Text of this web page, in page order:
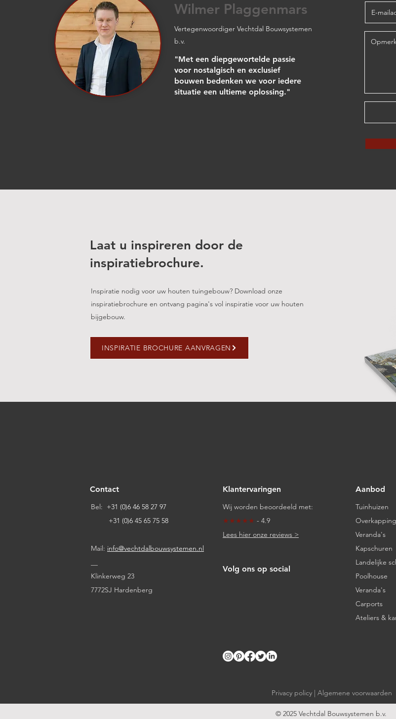
Wilmer Plaggenmars
Vertegenwoordiger Vechtdal Bouwsystemen
b.v.
"Met een diepgewortelde passie
voor nostalgisch en exclusief
bouwen bedenken we voor iedere
situatie een ultieme oplossing."
Laat u inspireren door de
inspiratiebrochure.
Inspiratie nodig voor uw houten tuingebouw? Download onze
inspiratiebrochure en ontvang pagina's vol inspiratie voor uw houten
bijgebouw.
INSPIRATIE BROCHURE AANVRAGEN
Contact Klantervaringen
Bel: +31 (0)6 46 58 27 97
+31 (0)6 45 65 75 58
Mail: info@vechtdalbouwsystemen.nl
Klinkerweg 23
7772SJ Hardenberg
Wij worden beoordeeld met:
★★★★★ - 4.9
Lees hier onze reviews >
Volg ons op social
Aanbod
Tuinhuizen
Veranda's
Kapschuren
Landelijke
Poolhouse
Veranda's
Carports
Ateliers &
Privacy policy | Algemene voorwaarden
© 2025 Vechtdal Bouwsystemen b.v.